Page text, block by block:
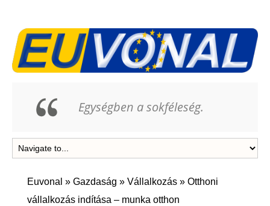
Egységben a sokféleség.
Euvonal » Gazdaság » Vállalkozás » Otthoni
vállalkozás indítása – munka otthon